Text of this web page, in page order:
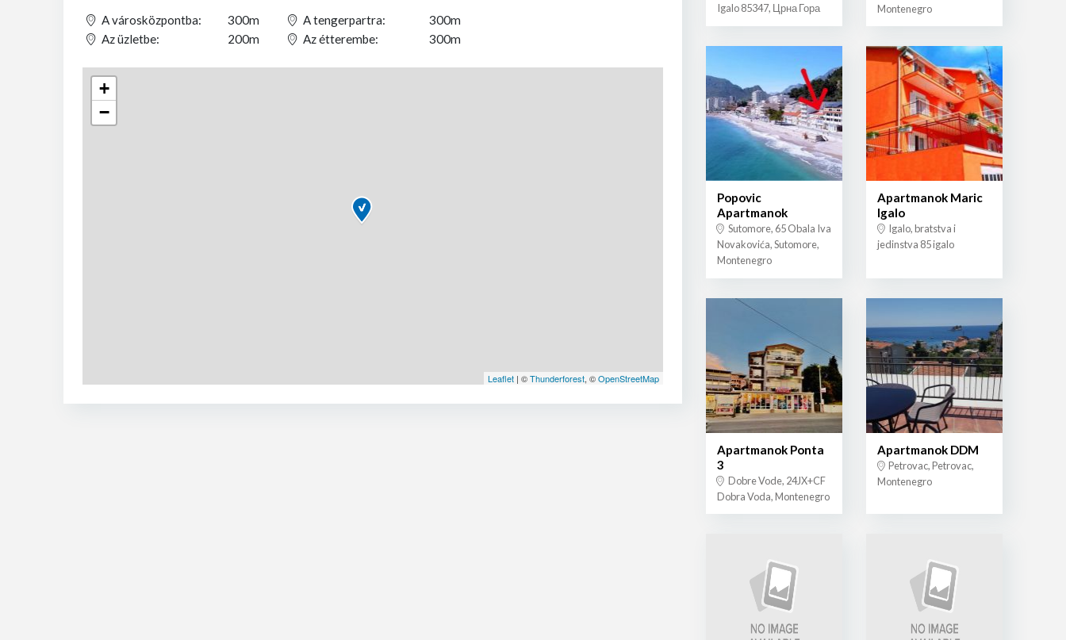
A városközpontba: 300m A tengerpartra:
300m
Az üzletbe:
200m Az étterembe: 300m
+
−
Leaflet| ©Thunderforest, ©OpenStreetMap
Igalo 85347, Црна Гора
Montenegro
Popovic
Apartmanok
Sutomore, 65 Obala Iva
Novakovića, Sutomore,
Montenegro
Apartmanok Maric
Igalo
Igalo, bratstva i
jedinstva 85 igalo
Apartmanok Ponta
3
Dobre Vode, 24JX+CF
Dobra Voda, Montenegro
Apartmanok DDM
Petrovac, Petrovac,
Montenegro